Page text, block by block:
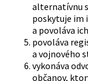
alternatívnu
poskytuje im
a povoláva
povoláva
a vojnového
vykonáva
občanov,